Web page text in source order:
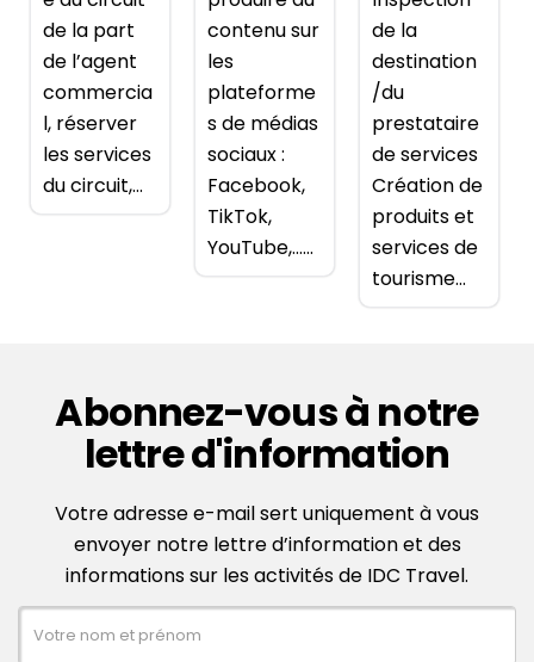
de la part
de l’agent
commercia
l, réserver
les services
du circuit,...
contenu sur
les
plateforme
s de médias
sociaux :
Facebook,
TikTok,
YouTube,…...
de la
destination
/du
prestataire
de services
Création de
produits et
services de
tourisme...
Abonnez-vous à notre
lettre d'information
Votre adresse e-mail sert uniquement à vous
envoyer notre lettre d’information et des
informations sur les activités de IDC Travel.